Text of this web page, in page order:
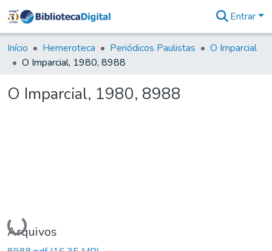
&
Coleções
Tudo na
Digital
Entrar
Início Hemeroteca Periódicos Paulistas
O Imparcial
O Imparcial, 1980, 8988
O Imparcial, 1980, 8988
Carregando...
Arquivos